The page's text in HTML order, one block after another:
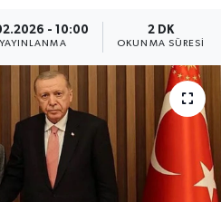
- 10:00
YAYINLANMA
2 DK
OKUNMA SÜRESI